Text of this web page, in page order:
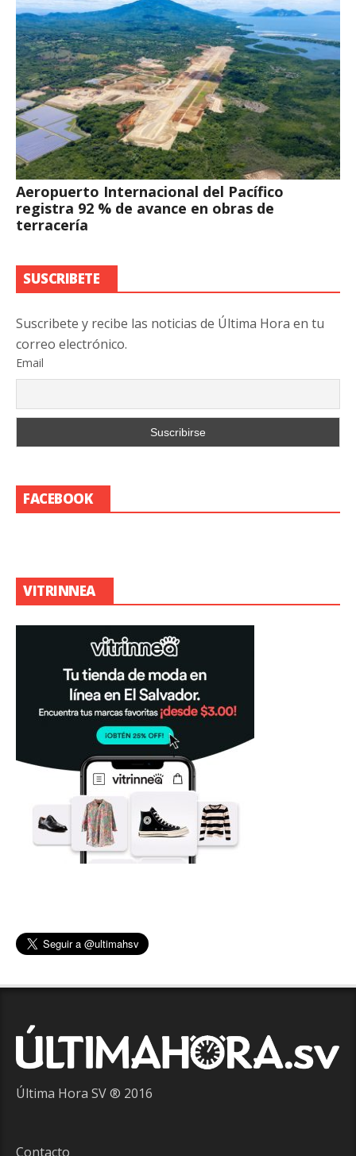
Aeropuerto Internacional del Pacífico
registra 92 % de avance en obras de
terracería
SUSCRIBETE
Suscribete y recibe las noticias de Última Hora en tu
correo electrónico.
Email
FACEBOOK
VITRINNEA
Última Hora SV ® 2016
Contacto